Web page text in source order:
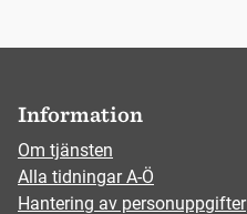
Information
Om tjänsten
Alla tidningar A-Ö
Hantering av personuppgifter